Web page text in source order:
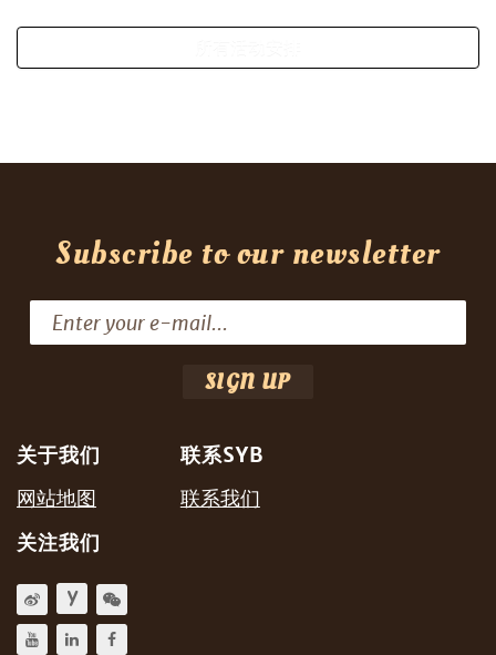
Subscribe to our newsletter
关于我们
网站地图
联系SYB
联系我们
关注我们